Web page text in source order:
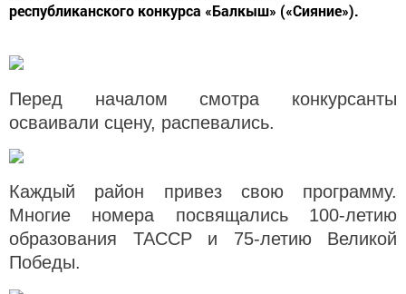
республиканского конкурса «Балкыш» («Сияние»).
Перед началом смотра конкурсанты
осваивали сцену, распевались.
Каждый район привез свою программу.
Многие номера посвящались 100-летию
образования ТАССР и 75-летию Великой
Победы.